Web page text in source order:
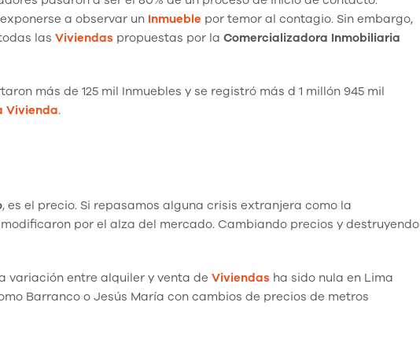
a observar un Inmueble por temor al contagio. Sin embargo,
las Viviendas propuestas por la Comercializadora Inmobiliaria
más de 125 mil Inmuebles y se registró más d 1 millón 945 mil
Vivienda.
, es el precio. Si repasamos alguna crisis extranjera como la
por el alza del mercado. Cambiando precios y destruyendo
variación entre alquiler y venta de Viviendas ha sido nula en Lima
Barranco o Jesús María con cambios de precios de metros